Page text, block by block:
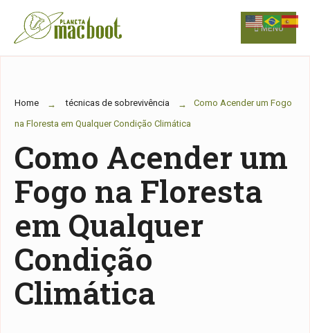
Skip
to
MENU
Home técnicas de sobrevivência
Como Acender um Fogo
na Floresta em Qualquer Condição Climática
Como Acender um
Fogo na Floresta
em Qualquer
Condição
Climática